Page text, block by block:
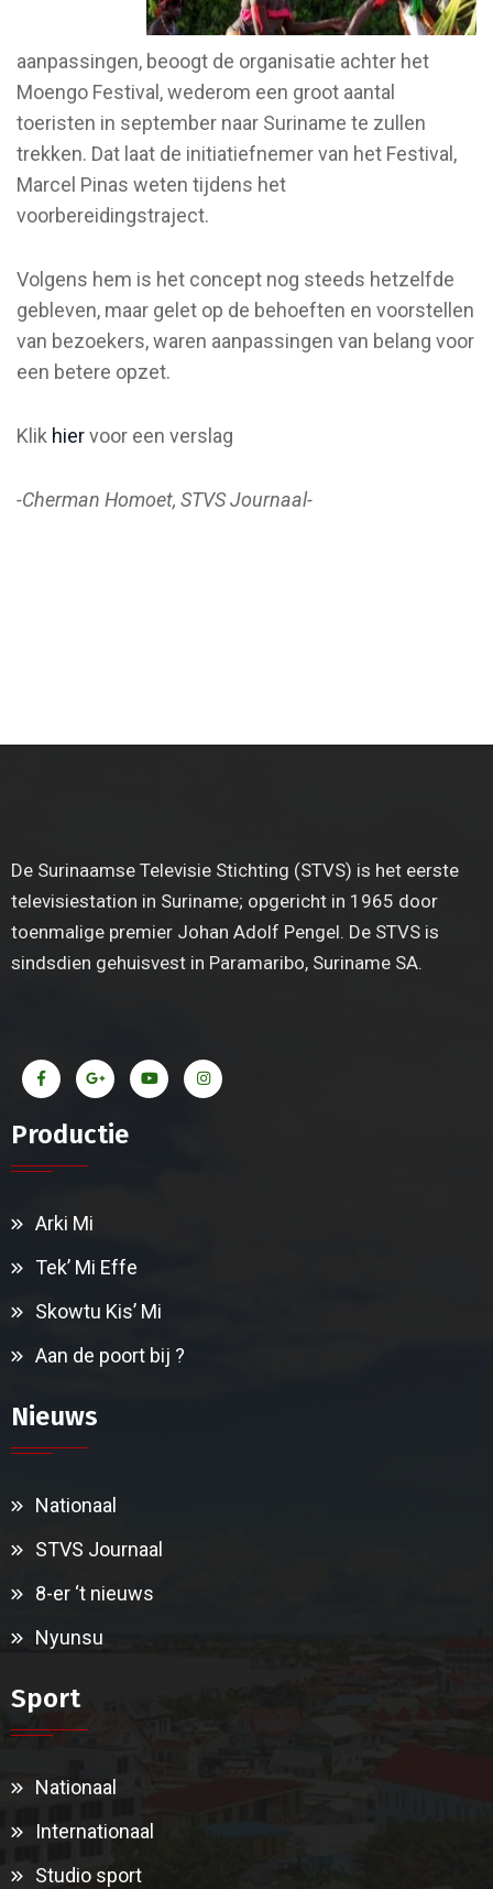
aanpassingen, beoogt de organisatie achter het
Moengo Festival, wederom een groot aantal
toeristen in september naar Suriname te zullen
trekken. Dat laat de initiatiefnemer van het Festival,
Marcel Pinas weten tijdens het
voorbereidingstraject.
Volgens hem is het concept nog steeds hetzelfde
gebleven, maar gelet op de behoeften en voorstellen
van bezoekers, waren aanpassingen van belang voor
een betere opzet.
Klik hiervoor een verslag
-Cherman Homoet, STVS Journaal-
De Surinaamse Televisie Stichting (STVS) is het eerste
televisiestation in Suriname; opgericht in 1965 door
toenmalige premier Johan Adolf Pengel. De STVS is
sindsdien gehuisvest in Paramaribo, Suriname SA.
Productie
Arki Mi
Tek’ Mi Effe
Skowtu Kis’ Mi
Aan de poort bij ?
Nieuws
Nationaal
STVS Journaal
8-er ‘t nieuws
Nyunsu
Sport
Nationaal
Internationaal
Studio sport